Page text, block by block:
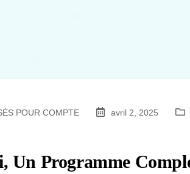
POUR COMPTE avril 2, 2025
Un Programme